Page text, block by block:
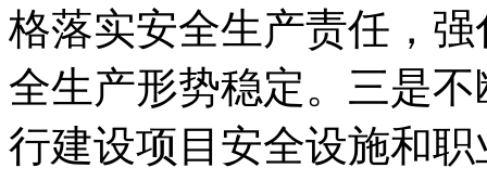
格落实安全生产责任，
全生产形势稳定。三是
行建设项目安全设施和